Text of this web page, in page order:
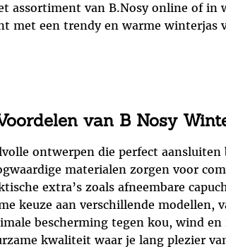
assortiment van B.Nosy online of in
met een trendy en warme winterjas
van B Nosy
ontwerpen die perfect aansluiten
materialen zorgen voor
extra’s zoals afneembare
keuze aan verschillende modellen,
bescherming tegen kou, wind
kwaliteit waar je lang plezier